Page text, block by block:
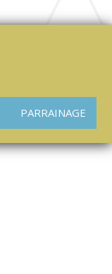
PARRAINAGE